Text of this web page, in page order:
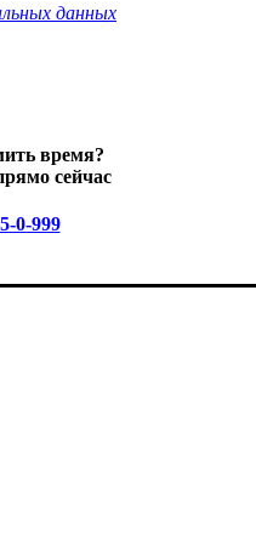
данных
время?
сейчас
0-999